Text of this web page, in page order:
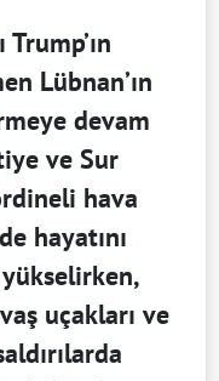
Lübnan’ın
devam
ve Sur
hava
hayatını
yükselirken,
uçakları ve